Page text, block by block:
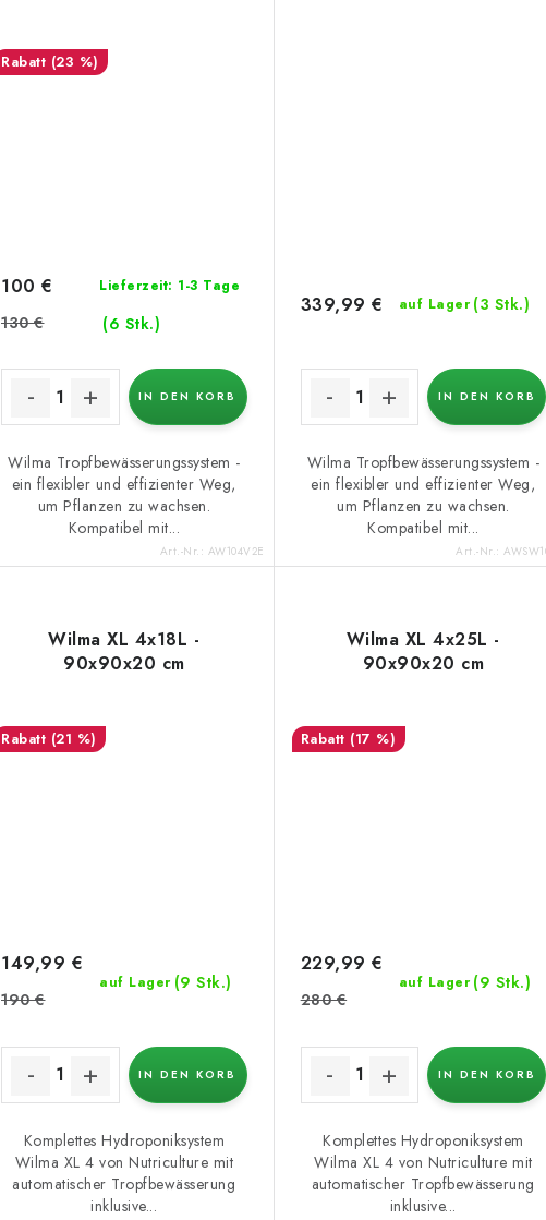
(23 %)
Lieferzeit: 1-3 Tage
(6 Stk.)
100 €
130 €
IN DEN KORB
Wilma Tropfbewässerungssystem -
ein flexibler und effizienter Weg,
um Pflanzen zu wachsen.
Kompatibel mit...
Art.-Nr.: AW104V2E
auf Lager (3 Stk.)
339,99 €
IN DEN KORB
Wilma Tropfbewässerungssystem -
ein flexibler und effizienter Weg,
um Pflanzen zu wachsen.
Kompatibel mit...
Art.-Nr.:
Wilma XL 4x18L -
90x90x20 cm
(21 %)
auf Lager (9 Stk.)
149,99 €
190 €
IN DEN KORB
Komplettes Hydroponiksystem
Wilma XL 4 von Nutriculture mit
automatischer Tropfbewässerung
inklusive...
Wilma XL 4x25L -
90x90x20 cm
(17 %)
auf Lager (9 Stk.)
229,99 €
280 €
IN DEN KORB
Komplettes Hydroponiksystem
Wilma XL 4 von Nutriculture mit
automatischer Tropfbewässerung
inklusive...